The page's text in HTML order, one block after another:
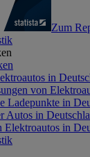
Zum
in
von
Ladepunkte in
Autos in
Elektroautos in